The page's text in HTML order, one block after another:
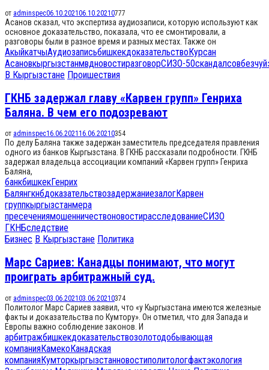
от adminspec06.10.202106.10.20210777
Асанов сказал, что экспертиза аудиозаписи, которую используют как
основное доказательство, показала, что ее смонтировали, а
разговоры были в разное время и разных местах. Также он
АкыйкатчыАудиозаписьбишкекдоказательство Курсан
АсановкыргызстанмвдновостиразговорСИЗО-50скандалсовбезчуй
В Кыргызстане Проишествия
ГКНБ задержал главу «Карвен групп» Генриха
Баляна. В чем его подозревают
от adminspec16.06.2021 16.06.20210354
По делу Баляна также задержан заместитель председателя правления
одного из банков Кыргызстана. В ГКНБ рассказали подробности. ГКНБ
задержал владельца ассоциации компаний «Карвен групп» Генриха
Баляна,
банкбишкекГенрих
БалянгкнбдоказательствозадержаниезалогКарвен
группкыргызстанмера
пресечениямошенничествоновостирасследованиеСИЗО
ГКНБследствие
Бизнес В Кыргызстане Политика
Марс Сариев: Канадцы понимают, что могут
проиграть арбитражный суд.
от adminspec03.06.202103.06.20210374
Политолог Марс Сариев заявил, что «у Кыргызстана имеются железные
факты и доказательства по Кумтору». Он отметил, что для Запада и
Европы важно соблюдение законов. И
арбитражбишкекдоказательствозолотодобывающая
компанияКамекоКанадская
компанияКумторкыргызстанновостиполитологфактэкология